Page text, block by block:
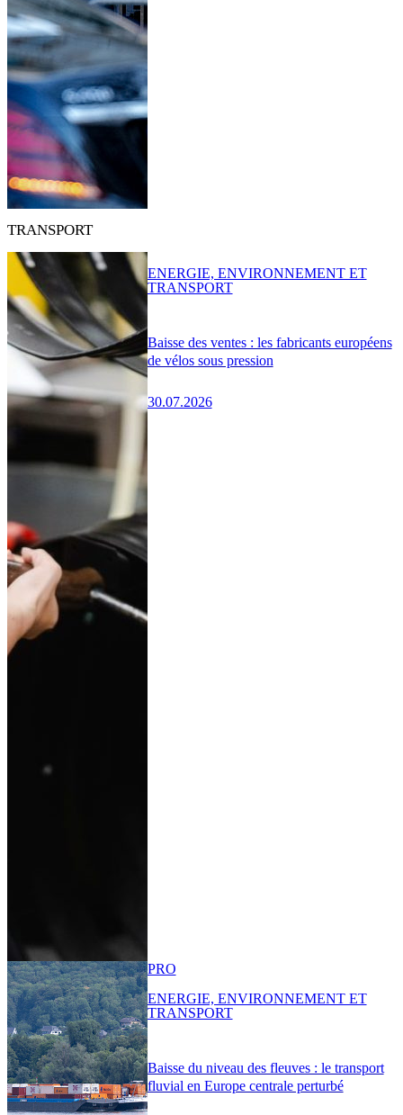
TRANSPORT
Baisse des ventes : les fabricants européens
de vélos sous pression
30.07.2026
ENERGIE, ENVIRONNEMENT ET
TRANSPORT
Baisse du niveau des fleuves : le transport
fluvial en Europe centrale perturbé
PRO
ENERGIE, ENVIRONNEMENT ET
TRANSPORT